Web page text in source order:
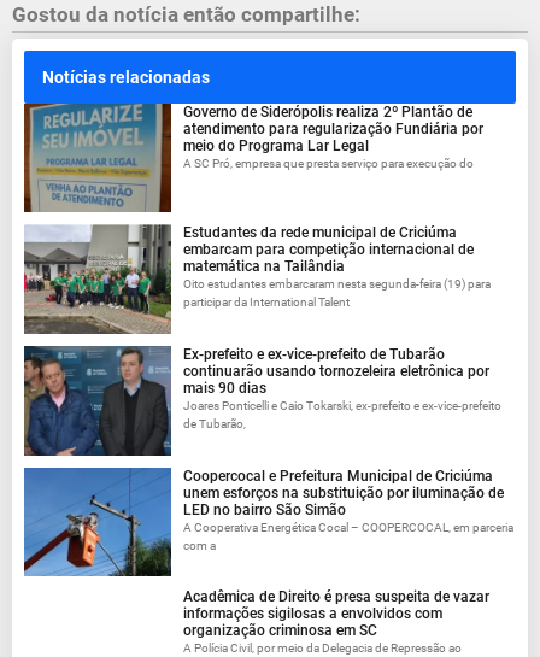
Gostou da notícia então compartilhe:
Notícias relacionadas
Governo de Siderópolis realiza 2º Plantão de
atendimento para regularização Fundiária por
meio do Programa Lar Legal
A SC Pró, empresa que presta serviço para execução do
Estudantes da rede municipal de Criciúma
embarcam para competição internacional de
matemática na Tailândia
Oito estudantes embarcaram nesta segunda-feira (19) para
participar da International Talent
Ex-prefeito e ex-vice-prefeito de Tubarão
continuarão usando tornozeleira eletrônica por
mais 90 dias
Joares Ponticelli e Caio Tokarski, ex-prefeito e ex-vice-prefeito
de Tubarão,
Coopercocal e Prefeitura Municipal de Criciúma
unem esforços na substituição por iluminação de
LED no bairro São Simão
A Cooperativa Energética Cocal – COOPERCOCAL, em parceria
com a
Acadêmica de Direito é presa suspeita de vazar
informações sigilosas a envolvidos com
organização criminosa em SC
A Polícia Civil, por meio da Delegacia de Repressão ao